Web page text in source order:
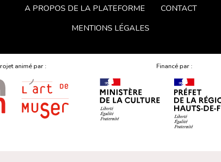
A PROPOS DE LA PLATEFORME
CONTACT
MENTIONS LÉGALES
animé par : Financé par :